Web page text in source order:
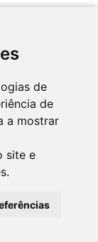
de
de
a mostrar
site e
reservados